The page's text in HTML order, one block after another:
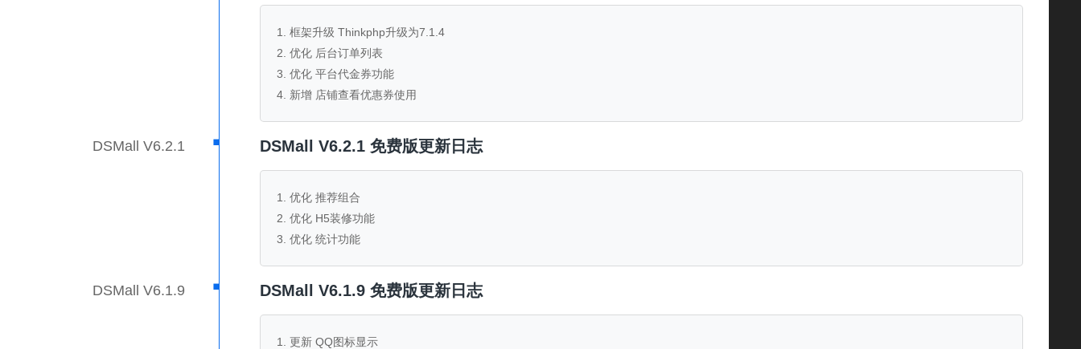
1. 框架升级 Thinkphp升级为7.1.4
2. 优化 后台订单列表
3. 优化 平台代金券功能
4. 新增 店铺查看优惠券使用
DSMall V6.2.1 · DSMall V6.2.1 免费版更新日志
1. 优化 推荐组合
2. 优化 H5装修功能
3. 优化 统计功能
DSMall V6.1.9 · DSMall V6.1.9 免费版更新日志
1. 更新 QQ图标显示